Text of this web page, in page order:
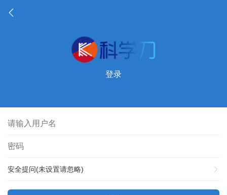
登录
安全提问(未设置请忽略)